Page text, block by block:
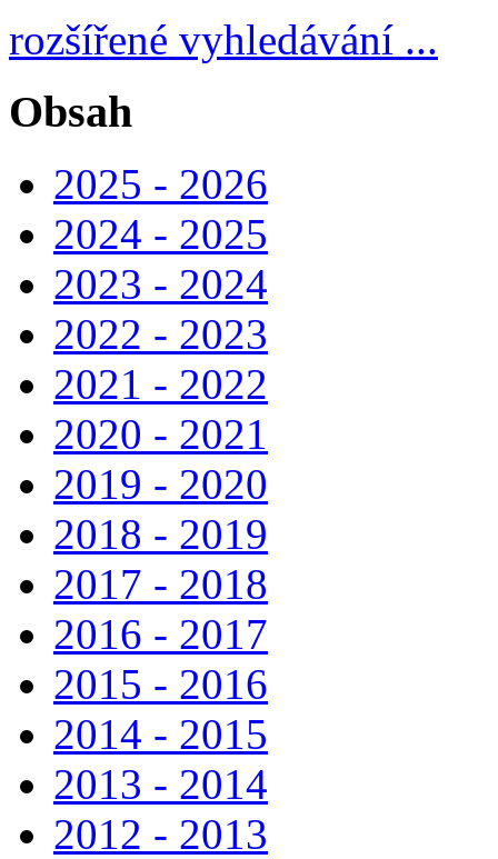
rozšířené vyhledávání ...
Obsah
2025 - 2026
2024 - 2025
2023 - 2024
2022 - 2023
2021 - 2022
2020 - 2021
2019 - 2020
2018 - 2019
2017 - 2018
2016 - 2017
2015 - 2016
2014 - 2015
2013 - 2014
2012 - 2013